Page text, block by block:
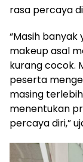
rasa percaya
“Masih
makeup asal
kurang cocok.
peserta
masing
menentukan
percaya diri,”